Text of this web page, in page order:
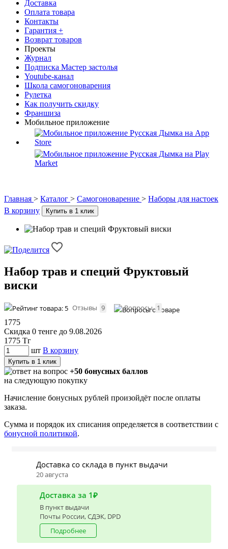
Доставка
Оплата товара
Контакты
Гарантия +
Возврат товаров
Проекты
Журнал
Подписка Мастер застолья
Youtube-канал
Школа самогоноварения
Рулетка
Как получить скидку
Франшиза
Мобильное приложение
Главная > Каталог > Самогоноварение > Наборы для настоек
В корзину
Купить в 1 клик
Набор трав и специй Фруктовый
виски
Отзывы 9 Вопросы 1
1775
Скидка 0 тенге до 9.08.2026
1775 Тг
шт В корзину
Купить в 1 клик
+50 бонусных баллов
на следующую покупку
Начисление бонусных рублей произойдёт после оплаты
заказа.
Сумма и порядок их списания определяется в соответствии с
бонусной политикой.
Доставка со склада в пункт выдачи
20 августа
Доставка за 1₽
В пункт выдачи
Почты России, СДЭК, DPD
Подробнее